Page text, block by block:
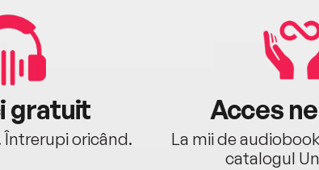
gratuit
Întrerupi oricând.
Acces
La mii de
catalogul